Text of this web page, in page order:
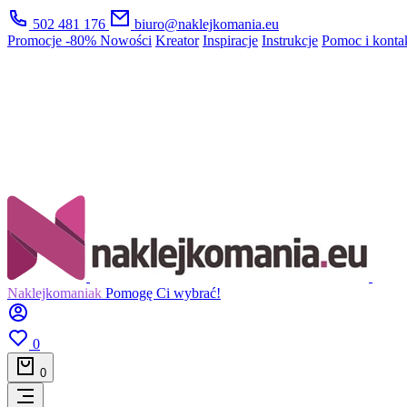
502 481 176
biuro@naklejkomania.eu
Promocje -80% Nowości Kreator Inspiracje Instrukcje Pomoc i
Naklejkomaniak Pomogę Ci wybrać!
0
0